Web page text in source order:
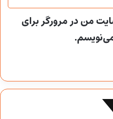
من در مرورگر برای
می‌نویسم.